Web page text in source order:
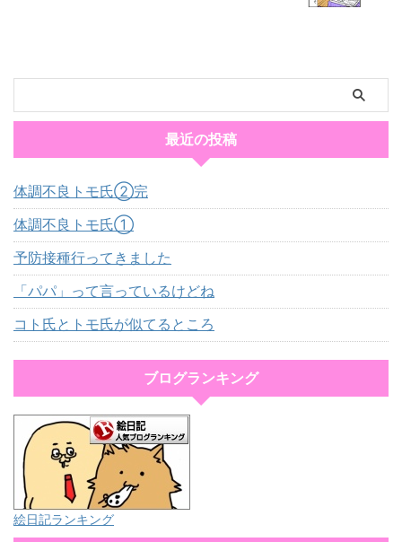
最近の投稿
体調不良トモ氏②完
体調不良トモ氏①
予防接種行ってきました
「パパ」って言っているけどね
コト氏とトモ氏が似てるところ
ブログランキング
絵日記ランキング